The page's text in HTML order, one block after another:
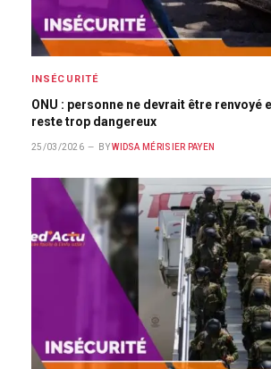
INSÉCURITÉ
ONU : personne ne devrait être renvoyé
reste trop dangereux
25/03/2026 BY WIDSA MÉRISIER PAYEN